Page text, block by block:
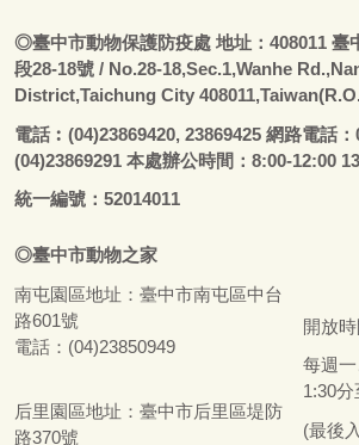
◎臺中市動物保護防疫處地址：408011 臺
段28-18號 / No.28-18,Sec.1,Wanhe
District,Taichung City
電話︰ (04)23869420, 23869425 網路電話：
(04)23869291 本處辦公時間：8:00-12:00
統一編號：52014011
◎臺中市動物之家
南屯園區地址： 臺中市南屯區中台
路601號
電話：(04)23850949
后里園區地址： 臺中市后里區堤防
路370號
開放時
每週
1:30分
(最後